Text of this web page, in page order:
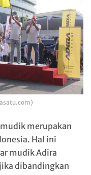
merupakan
Hal ini
mudik Adira
dibandingkan